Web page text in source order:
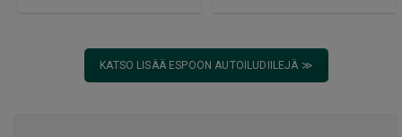
KATSO LISÄÄ ESPOON AUTOILUDIILEJÄ ≫